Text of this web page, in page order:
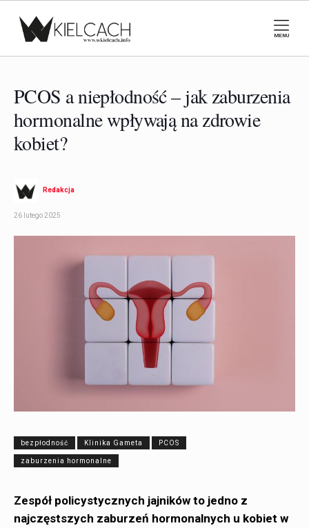
MENU
PCOS a niepłodność – jak zaburzenia
hormonalne wpływają na zdrowie
kobiet?
Redakcja
26 lutego 2025
bezpłodność Klinika Gameta PCOS
zaburzenia hormonalne
Zespół policystycznych jajników to jedno z
najczęstszych zaburzeń hormonalnych u kobiet w